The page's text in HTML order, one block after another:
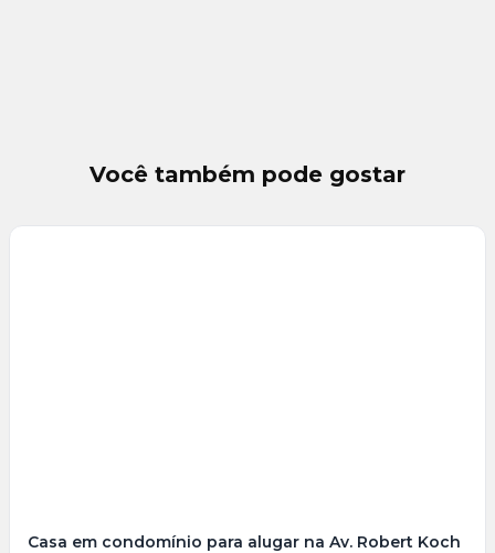
Você também pode gostar
Casa em condomínio para alugar na Av. Robert Koch